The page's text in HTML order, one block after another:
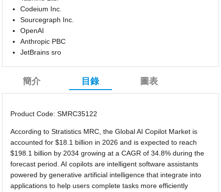
Codeium Inc.
Sourcegraph Inc.
OpenAI
Anthropic PBC
JetBrains sro
簡介 目錄 圖表
Product Code: SMRC35122
According to Stratistics MRC, the Global AI Copilot Market is
accounted for $18.1 billion in 2026 and is expected to reach
$198.1 billion by 2034 growing at a CAGR of 34.8% during the
forecast period. AI copilots are intelligent software assistants
powered by generative artificial intelligence that integrate into
applications to help users complete tasks more efficiently